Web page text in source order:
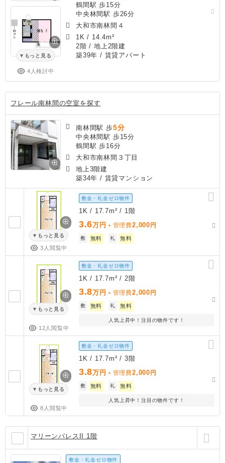
もっと見る
4人検討中
鶴間駅 歩15分
中央林間駅 歩26分
大和市南林間４
1K / 14.4m²
2階 / 地上2階建
築39年 / 賃貸アパート
フレール南林間の空室を探す
南林間駅 歩5分
中央林間駅 歩15分
鶴間駅 歩16分
大和市南林間３丁目
地上3階建
築34年 / 賃貸マンション
もっと見る
3人閲覧中
敷金・礼金ゼロ物件
1K / 17.7m² / 1階
3.6万円 ＋管理費2,000 円
敷 無料 礼 無料
もっと見る
12人閲覧中
敷金・礼金ゼロ物件
1K / 17.7m² / 2階
3.8万円 ＋管理費2,000 円
敷 無料 礼 無料
人気上昇中！注目の物件です！
もっと見る
8人閲覧中
敷金・礼金ゼロ物件
1K / 17.7m² / 3階
3.8万円 ＋管理費2,000 円
敷 無料 礼 無料
人気上昇中！注目の物件です！
マリーンパレスII 1階
敷金・礼金ゼロ物件